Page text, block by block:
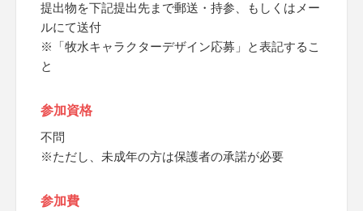
提出物を下記提出先まで郵送・持参、もしくはメー
ルにて送付
※「牧水キャラクターデザイン応募」と表記するこ
と
参加資格
不問
※ただし、未成年の方は保護者の承諾が必要
参加費